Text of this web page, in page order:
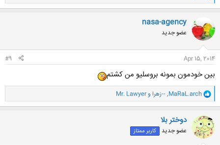
ا
ک
ش
ه
ا
nasa-agency
عضو جدید
Apr 15, 2014
#9
بین خودمون بمونه بروسلیو من کشتم
و
ا
ک
ن
ش
ه
ا
MaRaL.arch
,--زهرا وMr. Lawyer
دوختر بلا
عضو جدید کاربر ممتاز